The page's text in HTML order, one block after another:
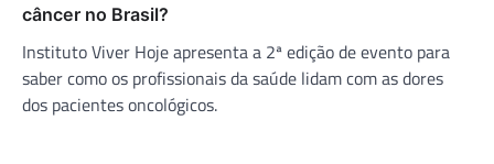
câncer no Brasil?
Instituto Viver Hoje apresenta a 2ª edição de evento para
saber como os profissionais da saúde lidam com as dores
dos pacientes oncológicos.